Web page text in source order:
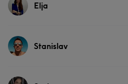
Elja
Services
Stanislav
Info